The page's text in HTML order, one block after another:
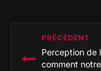
l’article
PRÉCÉDENT
Perception de
comment